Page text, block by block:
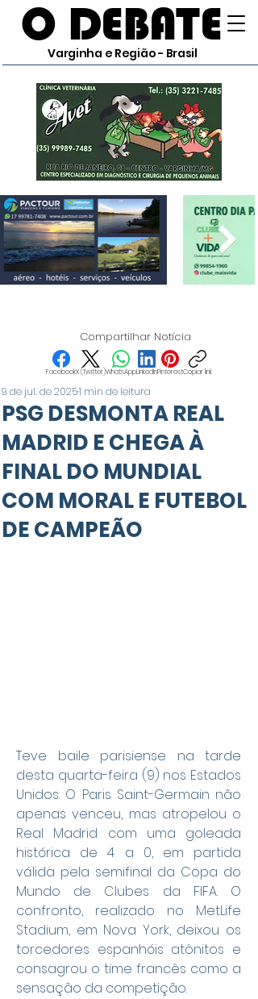
O DEBATE
Varginha e Região - Brasil
Compartilhar Notícia
FacebookX (Twitter)WhatsAppLinkedInPinterestCopiar link
PSG DESMONTA REAL
MADRID E CHEGA À
FINAL DO MUNDIAL
COM MORAL E FUTEBOL
DE CAMPEÃO
9 de jul. de 20251 min de leitura
Teve baile parisiense na tarde
desta quarta-feira (9) nos Estados
Unidos. O Paris Saint-Germain não
apenas venceu, mas atropelou o
Real Madrid com uma goleada
histórica de 4 a 0, em partida
válida pela semifinal da Copa do
Mundo de Clubes da FIFA. O
confronto, realizado no MetLife
Stadium, em Nova York, deixou os
torcedores espanhóis atônitos e
consagrou o time francês como a
sensação da competição.